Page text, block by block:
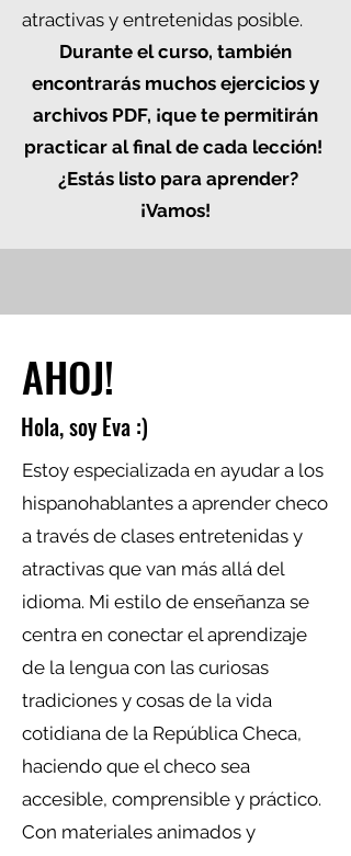
atractivas y entretenidas posible.
Durante el curso, también
encontrarás muchos ejercicios y
archivos PDF, ¡que te permitirán
practicar al final de cada lección!
¿Estás listo para aprender?
¡Vamos!
AHOJ!
Hola, soy Eva :)
Estoy especializada en ayudar a los
hispanohablantes a aprender checo
a través de clases entretenidas y
atractivas que van más allá del
idioma. Mi estilo de enseñanza se
centra en conectar el aprendizaje
de la lengua con las curiosas
tradiciones y cosas de la vida
cotidiana de la República Checa,
haciendo que el checo sea
accesible, comprensible y práctico.
Con materiales animados y